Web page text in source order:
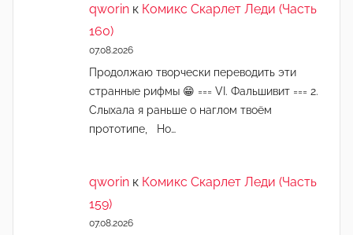
qworin к Комикс Скарлет Леди (Часть
160)
07.08.2026
Продолжаю творчески переводить эти
странные рифмы 😁 === VI. Фальшивит === 2.
Слыхала я раньше о наглом твоём
прототипе, Но…
qworin к Комикс Скарлет Леди (Часть
159)
07.08.2026